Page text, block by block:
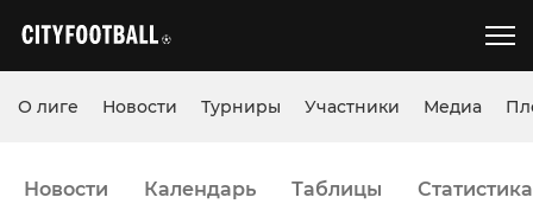
О лиге Новости Турниры Участники Медиа
Новости Календарь Таблицы Статистика